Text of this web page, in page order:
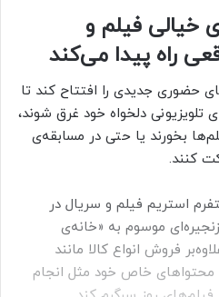
خیالی فیلم و
راه پیدا می‌کند
حضوری جدیدی را افتتاح کند تا
تلویزیونی دلخواه خود غرق شوند،
بخورند یا حتی در مسابقه‌ی
کنند.
استریم فیلم و سریال در
موسوم به «خانه‌ی
فروش انواع کالا مانند
محتواهای خاص خود مثل انجام